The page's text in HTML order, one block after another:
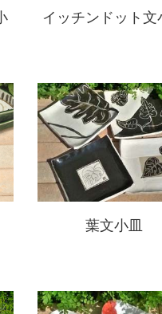
イッチンドット文
葉文小皿